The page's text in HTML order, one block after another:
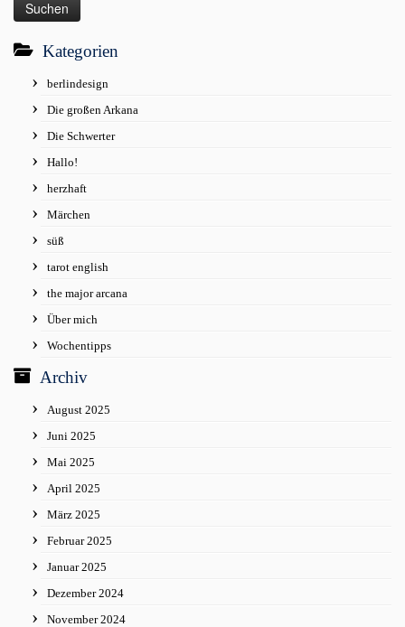
Kategorien
berlindesign
Die großen Arkana
Die Schwerter
Hallo!
herzhaft
Märchen
süß
tarot english
the major arcana
Über mich
Wochentipps
Archiv
August 2025
Juni 2025
Mai 2025
April 2025
März 2025
Februar 2025
Januar 2025
Dezember 2024
November 2024